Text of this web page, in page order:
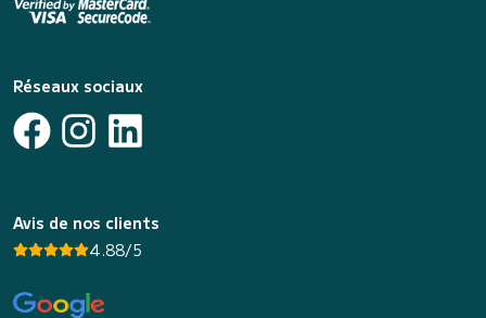
Réseaux sociaux
Avis de nos clients
4.88/5